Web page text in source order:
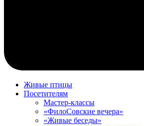
Живые птицы
Посетителям
Мастер-классы
«ФилоСовские вечера»
«Живые беседы»